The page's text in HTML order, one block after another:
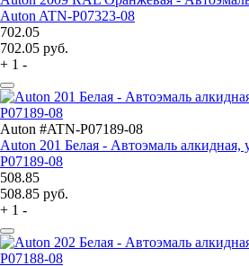
Auton ATN-P07323-08
702.05
702.05 руб.
+ 1 -
Auton #ATN-P07189-08
Auton 201 Белая - Автоэмаль
P07189-08
508.85
508.85 руб.
+ 1 -